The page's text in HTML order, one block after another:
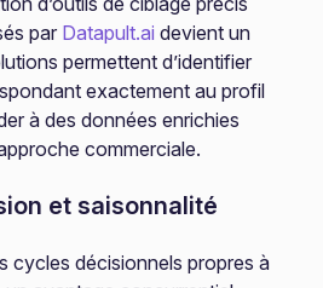
par Datapult.ai devient un
permettent d’identifier
exactement au profil
à des données enrichies
commerciale.
et saisonnalité
cycles décisionnels propres à